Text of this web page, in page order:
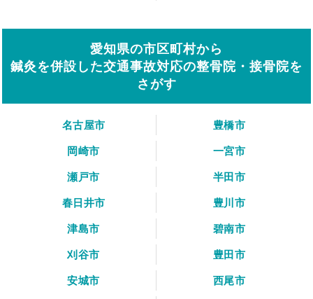
愛知県の市区町村から
鍼灸を併設した交通事故対応の整骨院・接骨院を
さがす
名古屋市
豊橋市
岡崎市
一宮市
瀬戸市
半田市
春日井市
豊川市
津島市
碧南市
刈谷市
豊田市
安城市
西尾市